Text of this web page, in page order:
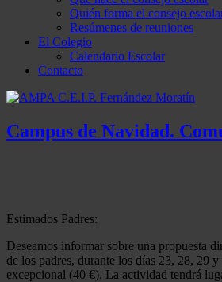
Quién forma el consejo
Resúmenes de reuniones
El Colegio
Calendario Escolar
Contacto
Campus de Navidad.
Estimados Padres:
Deseamos informar sobre una propuesta
de los padres, durante los días 23, 28, 29
excepcional (40 €). La actividad tendrá